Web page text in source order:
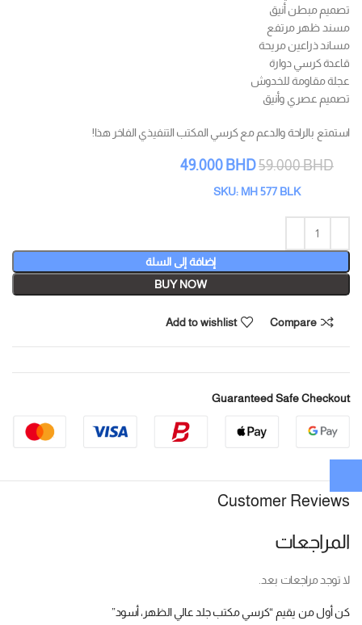
تصميم مبطن أنيق
مسند ظهر مرتفع
مساند ذراعين مريحة
قاعدة كرسي دوارة
عجلة مقاومة للخدوش
تصميم عصري وأنيق
استمتع بالراحة والدعم مع كرسي المكتب التنفيذي الفاخر هذا!
59.000BHD
49.000 BHD
SKU: MH 577 BLK
إضافة إلى السلة
BUY NOW
Compare
Add to wishlist
Guaranteed Safe Checkout
Customer Reviews
المراجعات
لا توجد مراجعات بعد.
كن أول من يقيم “كرسي مكتب جلد عالي الظهر، أسود”